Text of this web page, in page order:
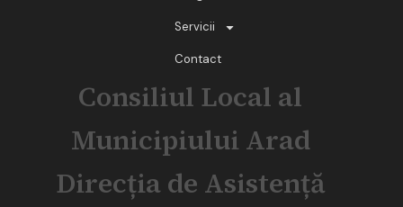
Servicii
Contact
Consiliul Local al
Municipiului Arad
Direcția de Asistență